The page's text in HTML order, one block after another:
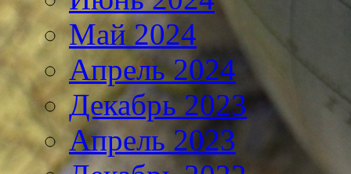
Май 2024
Апрель 2024
Декабрь 2023
Апрель 2023